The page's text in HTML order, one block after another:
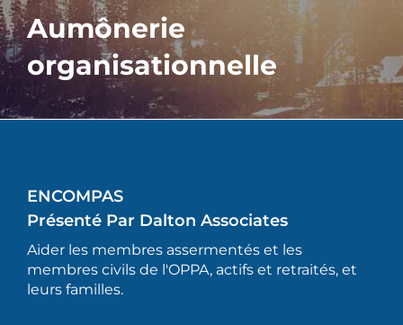
Aumônerie
organisationnelle
ENCOMPAS
Présenté Par Dalton Associates
Aider les membres assermentés et les
membres civils de l'OPPA, actifs et retraités, et
leurs familles.